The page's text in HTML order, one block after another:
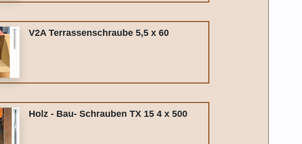
V2A Terrassenschraube 5,5 x 60
Holz - Bau- Schrauben TX 15 4 x 500